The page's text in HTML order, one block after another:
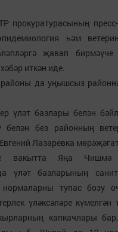
прокуратурасының пресс-
һәм
җавап
иткән иде.
да уңышсыз
үләт базлары белән
без районның
Лазаревка
вакытта Яңа Чишмә
үләт базларының
нормаларны тупас бозу
үләксәләре күмелгән
капкачлары